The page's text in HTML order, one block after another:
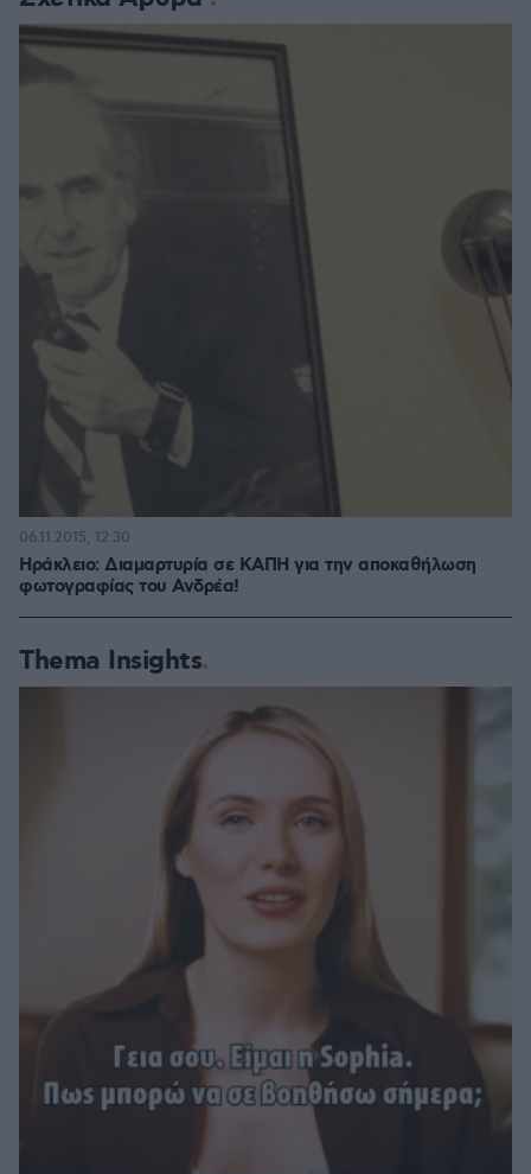
Ηράκλειο: Διαμαρτυρία σε ΚΑΠΗ για την αποκαθήλωση
φωτογραφίας του Ανδρέα!
06.11.2015, 12:30
Thema Insights